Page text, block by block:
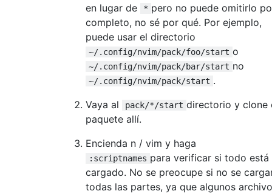
set_group syntax
package https://github.com/kchmck/vim-
package https://github.com/tpope/vim-
package https://github.com/ap/vim-css-
set_group colorschemes
package https://github.com/altercation/
) &
en lugar de
* pero no puede omitirlo
completo, no sé por qué. Por ejemplo,
puede usar el directorio
~/.config/nvim/pack/foo/start o
~/.config/nvim/pack/bar/start no
~/.config/nvim/pack/start .
Vaya al
pack/*/start directorio y clone
paquete allí.
Encienda n / vim y haga
:scriptnames para verificar si todo está
cargado. No se preocupe si no se
todas las partes, ya que algunos